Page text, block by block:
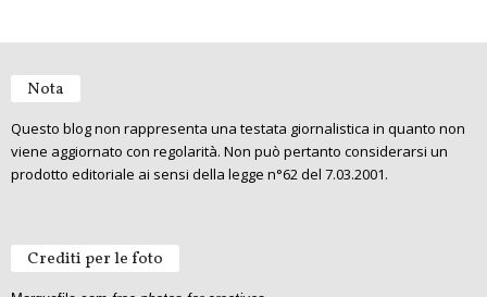
Nota
Questo blog non rappresenta una testata giornalistica in quanto non
viene aggiornato con regolarità. Non può pertanto considerarsi un
prodotto editoriale ai sensi della legge n°62 del 7.03.2001.
Crediti per le foto